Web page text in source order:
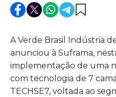
A Verde Brasil Indústria
anunciou à Suframa,
implementação de uma
com tecnologia de 7
TECHSE7, voltada ao